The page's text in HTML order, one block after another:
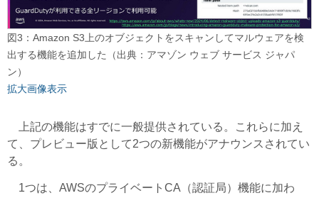
図3：Amazon S3上のオブジェクトをスキャンしてマルウェアを検
出する機能を追加した（出典：アマゾン ウェブ サービス ジャパ
ン）
拡大画像表示
上記の機能はすでに一般提供されている。これらに加え
て、プレビュー版として2つの新機能がアナウンスされてい
る。
1つは、AWSのプライベートCA（認証局）機能に加わ